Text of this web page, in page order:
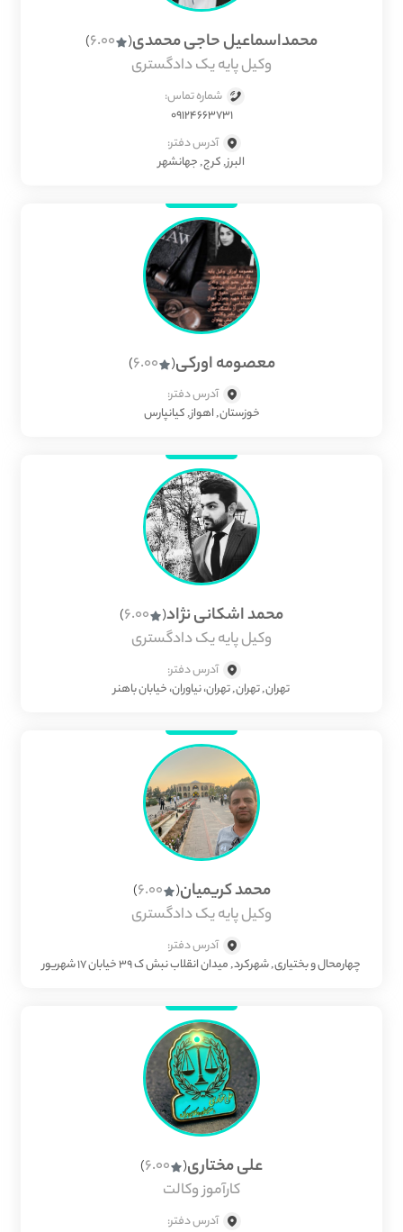
محمداسماعیل حاجی محمدی(
6.00
)
وکیل پایه یک دادگستری
شماره تماس:
09124663731
آدرس دفتر:
البرز, کرج, جهانشهر
معصومه اورکی(
6.00
)
آدرس دفتر:
خوزستان, اهواز, کیانپارس
محمد اشکانی نژاد(
6.00
)
وکیل پایه یک دادگستری
آدرس دفتر:
تهران, تهران, تهران، نیاوران، خیابان باهنر
محمد کریمیان(
6.00
)
وکیل پایه یک دادگستری
آدرس دفتر:
چهارمحال و بختیاری, شهرکرد, میدان انقلاب نبش ک ۳۹ خیابان ۱۷ شهریور
علی مختاری(
6.00
)
کارآموز وکالت
آدرس دفتر: